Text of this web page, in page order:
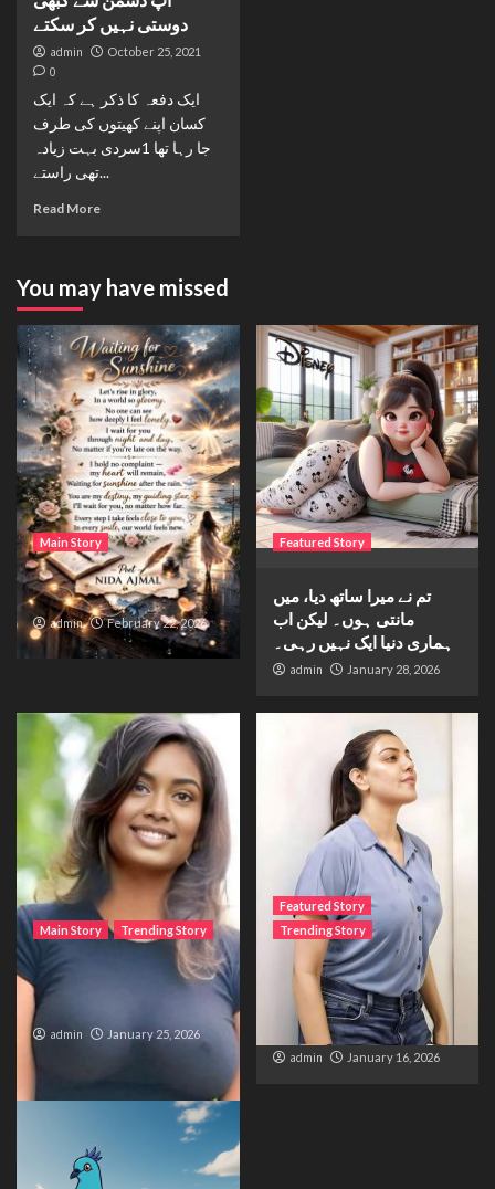
دوستی نہیں کر سکتے
admin October 25, 2021
0
ایک دفعہ کا ذکر ہے کہ ایک
کسان اپنے کھیتوں کی طرف
جا رہا تھا 1سردی بہت زیادہ
تھی راستے...
Read More
You may have missed
Main Story
Waiting for sunshine
admin February 22, 2026
Featured Story
تم نے میرا ساتھ دیا، میں
مانتی ہوں۔ لیکن اب
ہماری دنیا ایک نہیں رہی۔
admin January 28, 2026
Main Story Trending Story
The Bride from the
Accident
admin January 25, 2026
Featured Story
Trending Story
The Silent Wait – A Life
Trapped Between
Distance and Duty
admin January 16, 2026